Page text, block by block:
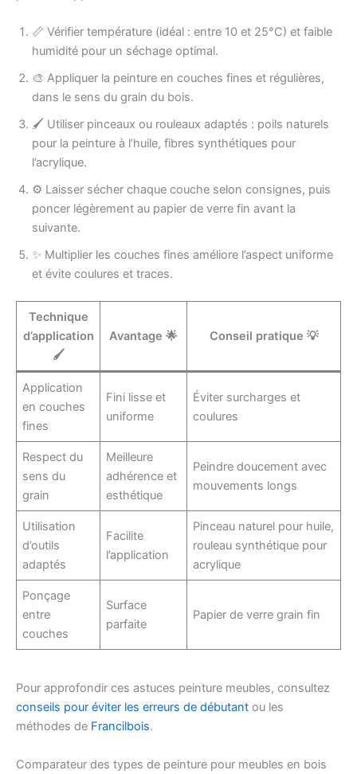
📏 Vérifier température (idéal : entre 10 et 25°C) et faible
humidité pour un séchage optimal.
🎨 Appliquer la peinture en couches fines et régulières,
dans le sens du grain du bois.
🖌️ Utiliser pinceaux ou rouleaux adaptés : poils naturels
pour la peinture à l’huile, fibres synthétiques pour
l’acrylique.
⚙️ Laisser sécher chaque couche selon consignes, puis
poncer légèrement au papier de verre fin avant la
suivante.
✨ Multiplier les couches fines améliore l’aspect uniforme
et évite coulures et traces.
Technique
d’application
🖌️
Avantage 🌟 Conseil pratique 💡
Application
en couches
fines
Fini lisse et
uniforme
Éviter surcharges et
coulures
Respect du
sens du
grain
Meilleure
adhérence et
esthétique
Peindre doucement avec
mouvements longs
Utilisation
d’outils
adaptés
Facilite
l’application
Pinceau naturel pour huile,
rouleau synthétique pour
acrylique
Ponçage
entre
couches
Surface
parfaite
Papier de verre grain fin
Pour approfondir ces astuces peinture meubles, consultez
conseils pour éviter les erreurs de débutant ou les
méthodes de Francilbois.
Comparateur des types de peinture pour meubles en bois